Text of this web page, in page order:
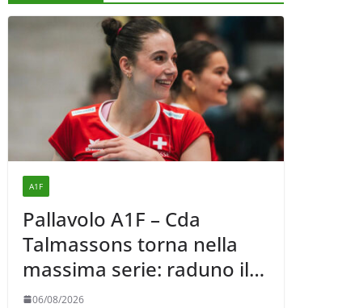
A1F
Pallavolo A1F – Cda
Talmassons torna nella
massima serie: raduno il
10 agosto, i sogni di
06/08/2026